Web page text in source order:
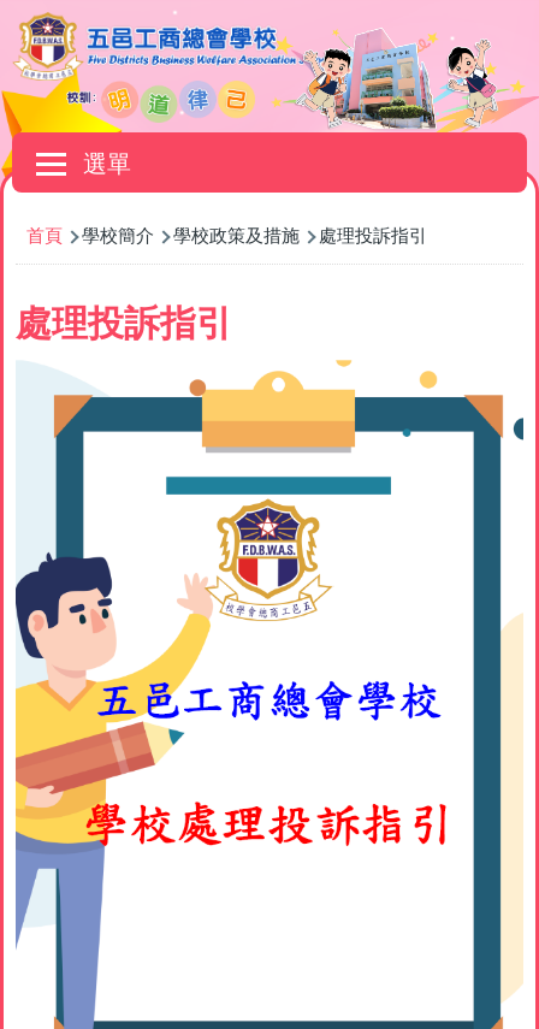
移至主內容
選單
Main
navigation
導
航
連
結
首頁 學校簡介 學校政策及措施 處理投訴指引
處理投訴指引